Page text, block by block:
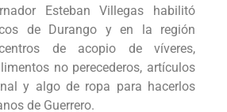
Esteban Villegas habilitó
de Durango y en la región
de acopio de víveres,
no perecederos, artículos
y algo de ropa para hacerlos
de Guerrero.